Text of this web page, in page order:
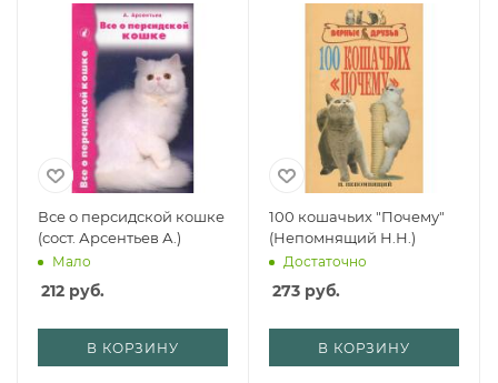
Все о персидской кошке
(сост. Арсентьев А.)
Мало
212 руб.
В КОРЗИНУ
100 кошачьих "Почему"
(Непомнящий Н.Н.)
Достаточно
273 руб.
В КОРЗИНУ